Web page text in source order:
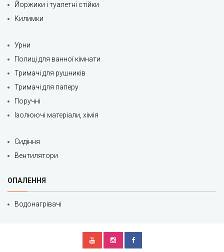
Йоржики і туалетні стійки
Килимки
Урни
Полиці для ванної кімнати
Тримачі для рушників
Тримачі для паперу
Поручні
Ізолюючі матеріали, хімія
Сидіння
Вентилятори
ОПАЛЕННЯ
Водонагрівачі